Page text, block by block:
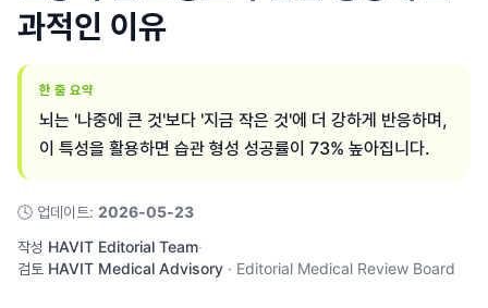
과적인 이유
한 줄 요약
뇌는 '나중에 큰 것'보다 '지금 작은 것'에 더 강하게 반응하며,
이 특성을 활용하면 습관 형성 성공률이 73% 높아집니다.
🕓 업데이트: 2026-05-23
작성 HAVIT Editorial Team·
검토 HAVIT Medical Advisory · Editorial Medical Review Board